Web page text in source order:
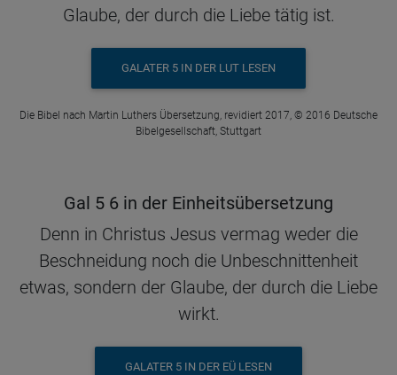
Glaube, der durch die Liebe tätig ist.
GALATER 5 IN DER LUT LESEN
Die Bibel nach Martin Luthers Übersetzung, revidiert 2017, © 2016 Deutsche
Bibelgesellschaft, Stuttgart
Gal 5 6 in der Einheitsübersetzung
Denn in Christus Jesus vermag weder die
Beschneidung noch die Unbeschnittenheit
etwas, sondern der Glaube, der durch die Liebe
wirkt.
GALATER 5 IN DER EÜ LESEN